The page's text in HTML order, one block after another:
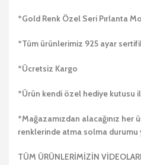
*Gold Renk Özel Seri Pırlanta
*Tüm ürünlerimiz 925 ayar
*Ücretsiz Kargo
*Ürün kendi özel hediye kutusu
*Mağazamızdan alacağınız her
renklerinde atma solma durumu
TÜM ÜRÜNLERİMİZİN